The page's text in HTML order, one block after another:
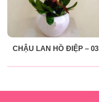
CHẬU LAN HỒ ĐIỆP – 03